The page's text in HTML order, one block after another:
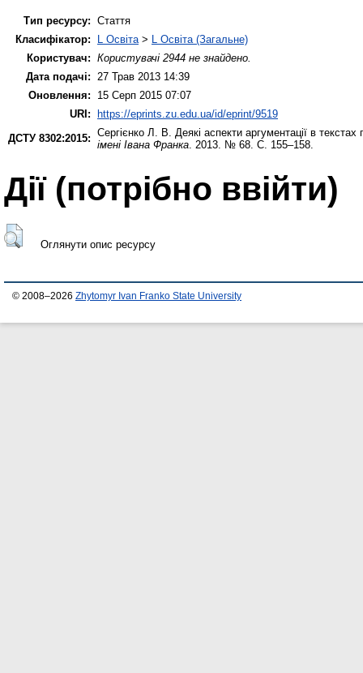
Тип ресурсу: Стаття
Класифікатор:
L Освіта > L Освіта (Загальне)
Користувач: Користувачі 2944 не знайдено.
Дата подачі:
27 Трав 2013 14:39
Оновлення:
15 Серп 2015 07:07
URI: https://eprints.zu.edu.ua/id/eprint/9519
ДСТУ 8302:2015: Сергієнко Л. В.
Деякі аспекти аргументації в текстах
імені Івана Франка . 2013. № 68. С. 155–158.
Дії ​​(потрібно ввійти)
Оглянути опис ресурсу
© 2008–2026 Zhytomyr Ivan Franko State University